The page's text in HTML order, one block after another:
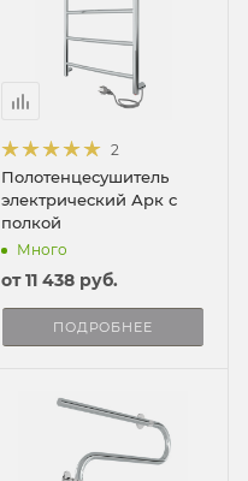
2
Полотенцесушитель
электрический Арк с
полкой
Много
от11 438 руб.
ПОДРОБНЕЕ